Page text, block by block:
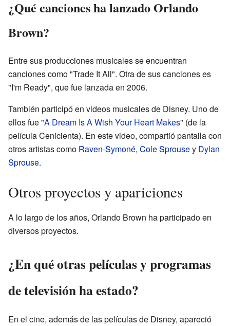
¿Qué canciones ha lanzado Orlando
Brown?
Entre sus producciones musicales se encuentran
canciones como "Trade It All". Otra de sus canciones es
"I'm Ready", que fue lanzada en 2006.
También participó en videos musicales de Disney. Uno de
ellos fue "A Dream Is A Wish Your Heart Makes" (de la
película Cenicienta). En este video, compartió pantalla con
otros artistas como Raven-Symoné, Cole Sprousey Dylan
Sprouse.
Otros proyectos y apariciones
A lo largo de los años, Orlando Brown ha participado en
diversos proyectos.
¿En qué otras películas y programas
de televisión ha estado?
En el cine, además de las películas de Disney, apareció